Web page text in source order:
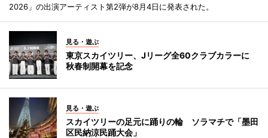
2026」の出演アーティスト第2弾が8月4日に発表された。
見る・遊ぶ
東京スカイツリー、Jリーグ全60クラブカラーに
秋春制開幕を記念
見る・遊ぶ
スカイツリーの足元に踊りの輪 ソラマチで「墨田
区民納涼民踊大会」